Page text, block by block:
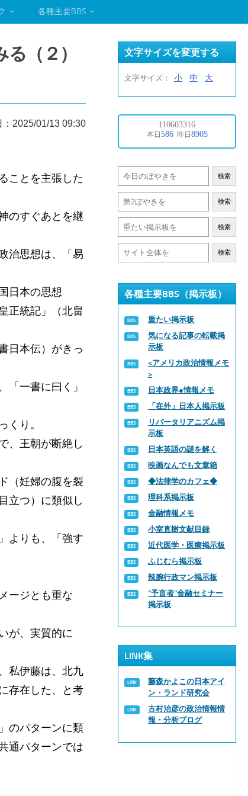
各種主要BBS
（２）
：2025/01/13 09:30
ことを主張した
のすぐあとを継
治思想は、「易
日本の思想
正統記」（北畠
日本伝）がきっ
「一書に曰く」
り。
、王朝が断絶し
（妊婦の腹を裂
立つ）に類似し
よりも、「強す
ージとも重な
が、実質的に
私伊藤は、北九
存在した、と考
のパターンに類
通パターンでは
文字サイズを変更する
文字サイズ： 小 中 大
検索
検索
検索
検索
各種主要BBS（掲示板）
重たい掲示板
気になる記事の転載掲
示板
<アメリカ政治情報メモ
>
日本政界●情報メモ
「在外」日本人掲示板
リバータリアニズム掲
示板
日本英語の謎を解く
映画なんでも文章箱
◆法律学のカフェ◆
理科系掲示板
金融情報メモ
小室直樹文献目録
近代医学・医療掲示板
ふじむら掲示板
辣腕行政マン掲示板
“予言者”金融セミナー
掲示板
LINK集
藤森かよこの日本アイ
ン・ランド研究会
古村治彦の政治情報情
報・分析ブログ